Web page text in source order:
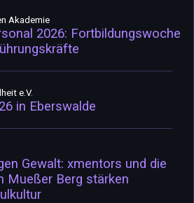
Akademie
2026: Fortbildungswoche
e.V.
in Eberswalde
Gewalt: xmentors und die
Mueßer Berg stärken